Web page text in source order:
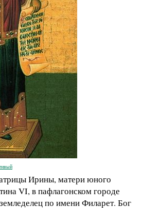
Ирины, матери юного
VI, в пафлагонском городе
по имени Филарет. Бог